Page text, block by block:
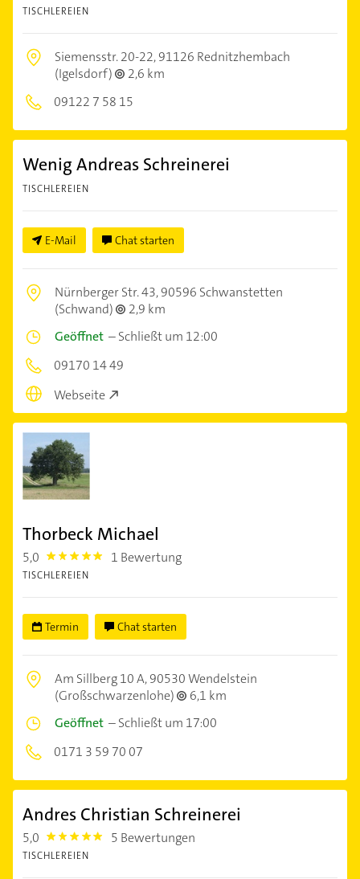
TISCHLEREIEN
Siemensstr. 20-22,91126 Rednitzhembach
(Igelsdorf)
2,6 km
09122 7 58 15
Wenig Andreas Schreinerei
TISCHLEREIEN
E-Mail Chat starten
Nürnberger Str. 43,90596 Schwanstetten
(Schwand)
2,9 km
Geöffnet –Schließt um 12:00
09170 14 49
Webseite
Thorbeck Michael
5,0 5.0 1 Bewertung
TISCHLEREIEN
Termin Chat starten
Am Sillberg 10 A,90530 Wendelstein
(Großschwarzenlohe)
6,1 km
Geöffnet –Schließt um 17:00
0171 3 59 70 07
Andres Christian Schreinerei
5,0 5.0 5 Bewertungen
TISCHLEREIEN